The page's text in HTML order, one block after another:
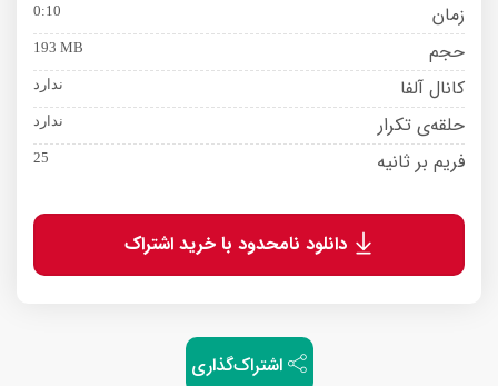
زمان 0:10
حجم 193 MB
کانال آلفا ندارد
حلقه‌ی تکرار ندارد
فریم بر ثانیه 25
دانلود نامحدود با خرید اشتراک
اشتراک‌گذاری